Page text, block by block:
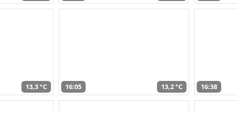
13,3 °C 16:05 13,2 °C 16:38